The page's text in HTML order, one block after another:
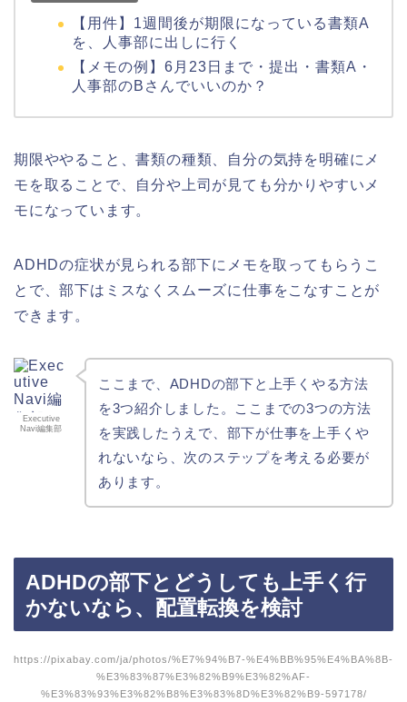
【用件】1週間後が期限になっている書類A
を、人事部に出しに行く
【メモの例】6月23日まで・提出・書類A・
人事部のBさんでいいのか？
期限ややること、書類の種類、自分の気持を明確にメ
モを取ることで、自分や上司が見ても分かりやすいメ
モになっています。
ADHDの症状が見られる部下にメモを取ってもらうこ
とで、部下はミスなくスムーズに仕事をこなすことが
できます。
Executive
Navi編集部
ここまで、ADHDの部下と上手くやる方法
を3つ紹介しました。ここまでの3つの方法
を実践したうえで、部下が仕事を上手くや
れないなら、次のステップを考える必要が
あります。
ADHDの部下とどうしても上手く行
かないなら、配置転換を検討
https://pixabay.com/ja/photos/%E7%94%B7-%E4%BB%95%E4%BA%8B-
%E3%83%87%E3%82%B9%E3%82%AF-
%E3%83%93%E3%82%B8%E3%83%8D%E3%82%B9-597178/